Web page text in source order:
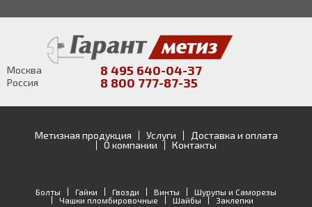
Москва 8 495 640-04-37
Россия 8 800 777-87-35
Метизная продукция Услуги
Доставка и оплата
О компании
Контакты
Болты Гайки Гвозди Винты
Шурупы и Саморезы
Чашки пломбировочные
Шайбы Заклепки